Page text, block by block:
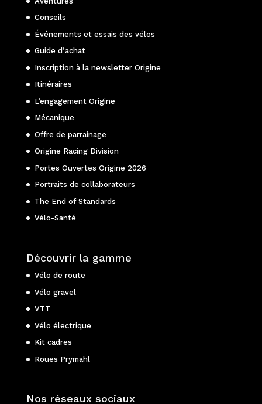
Conseils
Événements et essais des vélos
Guide d’achat
Inscription à la newsletter Origine
Itinéraires
L’engagement Origine
Mécanique
Offre de parrainage
Origine Racing Division
Portes Ouvertes Origine 2026
Portraits de collaborateurs
The End of Standards
Vélo-Santé
Découvrir la gamme
Vélo de route
Vélo gravel
VTT
Vélo électrique
Kit cadres
Roues Prymahl
Nos réseaux sociaux